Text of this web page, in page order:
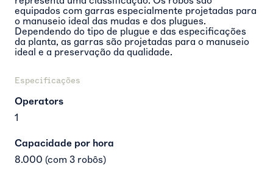
equipados com garras especialmente projetadas para
o manuseio ideal das mudas e dos plugues.
Dependendo do tipo de plugue e das especificações
da planta, as garras são projetadas para o manuseio
ideal e a preservação da qualidade.
Especificações
Operators
1
Capacidade por hora
8.000 (com 3 robôs)